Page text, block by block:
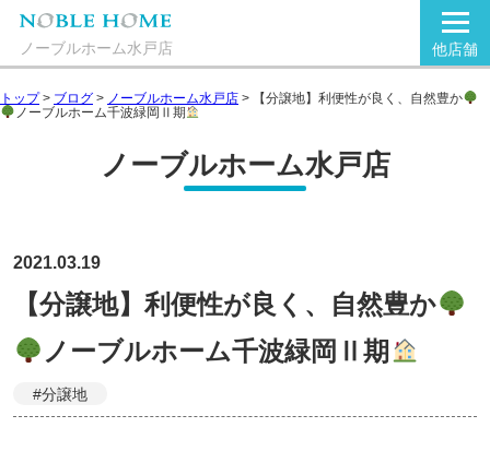
ノーブルホーム水戸店 他店舗
トップ> ブログ > ノーブルホーム水戸店 >
【分譲地】利便性が良く、自然豊か
ノーブルホーム千波緑岡Ⅱ期
ノーブルホーム水戸店
2021.03.19
【分譲地】利便性が良く、自然豊か
ノーブルホーム千波緑岡Ⅱ期
#分譲地